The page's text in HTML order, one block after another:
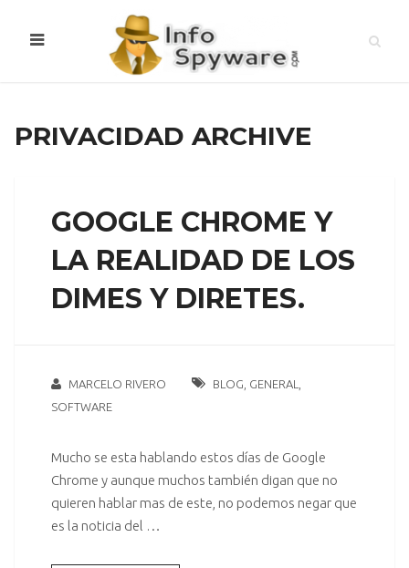
PRIVACIDAD ARCHIVE
GOOGLE CHROME Y
LA REALIDAD DE LOS
DIMES Y DIRETES.
MARCELO RIVERO BLOG GENERAL
SOFTWARE
Mucho se esta hablando estos días de Google
Chrome y aunque muchos también digan que no
quieren hablar mas de este, no podemos negar que
es la noticia del …